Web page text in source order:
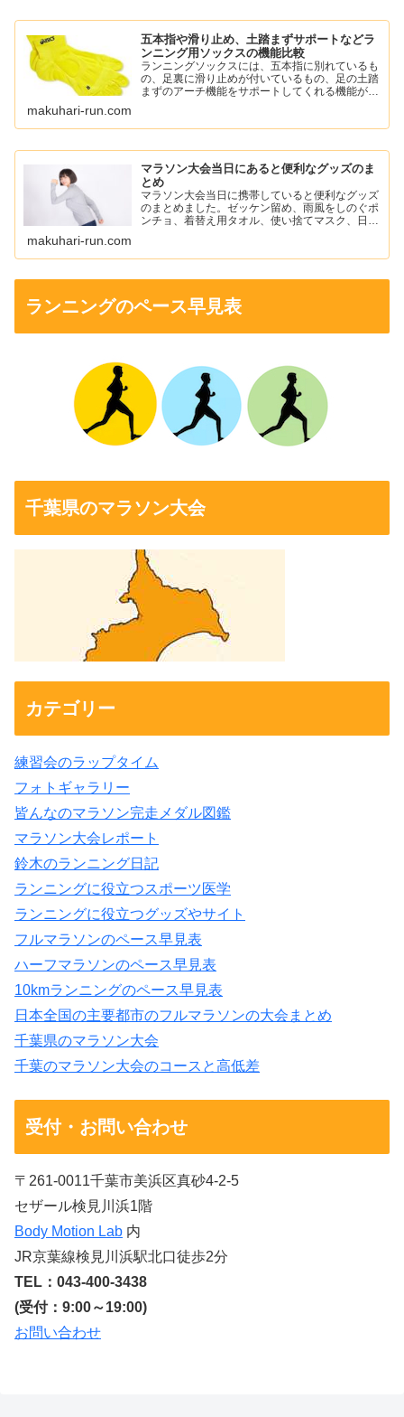
五本指や滑り止め、土踏まずサポートなどラ
ンニング用ソックスの機能比較
ランニングソックスには、五本指に別れているも
の、足裏に滑り止めが付いているもの、足の土踏
まずのアーチ機能をサポートしてくれる機能がつ
を楽しみましょう。
makuhari-run.com
マラソン大会当日にあると便利なグッズのま
とめ
マラソン大会当日に携帯していると便利なグッズ
のまとめました。ゼッケン留め、雨風をしのぐポ
ンチョ、着替え用タオル、使い捨てマスク、日焼
makuhari-run.com
ランニングのペース早見表
千葉県のマラソン大会
カテゴリー
練習会のラップタイム
フォトギャラリー
皆んなのマラソン完走メダル図鑑
マラソン大会レポート
鈴木のランニング日記
ランニングに役立つスポーツ医学
ランニングに役立つグッズやサイト
フルマラソンのペース早見表
ハーフマラソンのペース早見表
10kmランニングのペース早見表
日本全国の主要都市のフルマラソンの大会まとめ
千葉県のマラソン大会
千葉のマラソン大会のコースと高低差
受付・お問い合わせ
〒261-0011千葉市美浜区真砂4-2-5
セザール検見川浜1階
Body Motion Lab 内
JR京葉線検見川浜駅北口徒歩2分
TEL：043-400-3438
(受付：9:00～19:00)
お問い合わせ